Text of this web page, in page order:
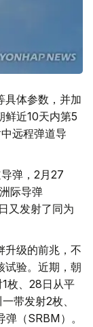
具体参数，并加
鲜近10天内第5
远程弹道导
弹，2月27
际导弹
又发射了同为
升级的前兆，不
试验。近期，朝
枚、28日从平
带发射2枚、
（SRBM）。